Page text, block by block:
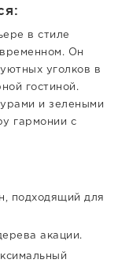
в стиле
Он
уголков в
гостиной.
и зелеными
гармонии с
подходящий для
акации.